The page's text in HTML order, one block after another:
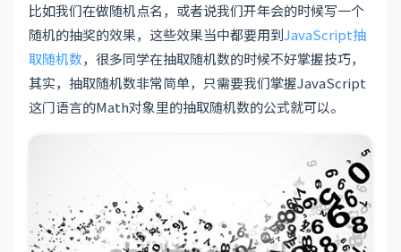
比如我们在做随机点名，或者说我们开年会的时候写一个
随机的抽奖的效果，这些效果当中都要用到JavaScript抽
取随机数，很多同学在抽取随机数的时候不好掌握技巧，
其实，抽取随机数非常简单，只需要我们掌握JavaScript
这门语言的Math对象里的抽取随机数的公式就可以。